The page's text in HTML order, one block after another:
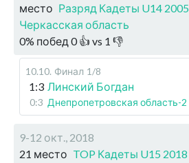
место Разряд Кадеты U14 2005
Черкасская область
0% побед 0👍 vs 1 👎
10.10. Финал 1/8
1:3 Линский Богдан
0:3 Днепропетровская область-2
9-12 окт., 2018
21 место TOP Кадеты U15 2018